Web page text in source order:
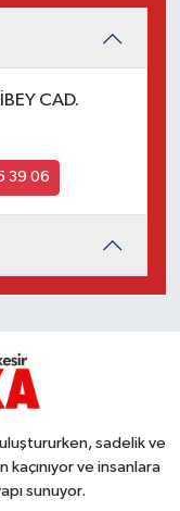
CAD.
39 06
sadelik ve
ve insanlara
sunuyor.